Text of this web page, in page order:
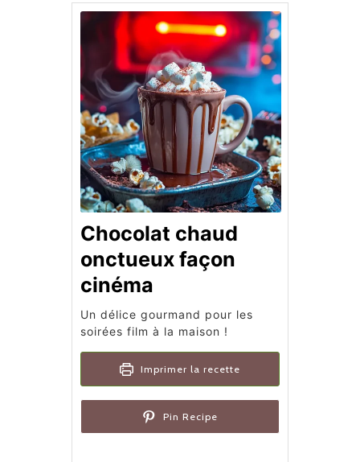
Chocolat chaud
onctueux façon
cinéma
Un délice gourmand pour les
soirées film à la maison !
Imprimer la recette
Pin Recipe